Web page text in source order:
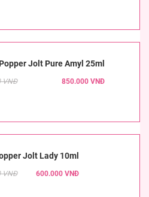
Popper Jolt Pure Amyl 25ml
VNĐ 850.000 VNĐ
Jolt Lady 10ml
VNĐ 600.000 VNĐ